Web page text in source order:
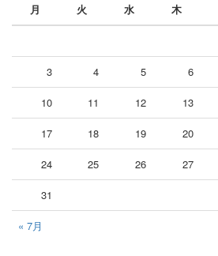
月
火 水 木
« 7月
3 4 5 6
10 11 12 13
17 18 19 20
24 25 26 27
31